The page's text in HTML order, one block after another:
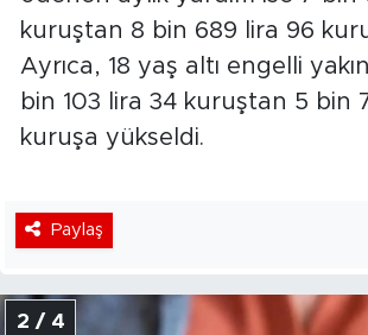
kuruştan 8 bin 689 lira 96
Ayrıca, 18 yaş altı engelli
bin 103 lira 34 kuruştan 5 bin
kuruşa yükseldi.
Paylaş
2 / 4